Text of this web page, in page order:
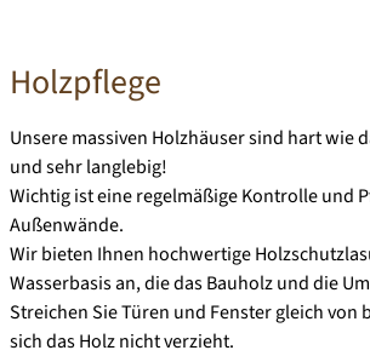
Holzpflege
Unsere massiven Holzhäuser sind hart wie
und sehr langlebig!
Wichtig ist eine regelmäßige Kontrolle und
Außenwände.
Wir bieten Ihnen hochwertige
Wasserbasis an, die das Bauholz und die
Streichen Sie Türen und Fenster gleich von
sich das Holz nicht verzieht.